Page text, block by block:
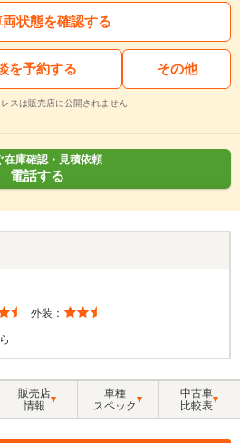
両状態を確認する
を予約する その他
スは販売店に公開されません
在庫確認・見積依頼
電話する
外装：
販売店
情報
車種
スペック
中古車
比較表